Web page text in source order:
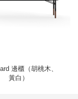
邊櫃（胡桃木、
黃白）